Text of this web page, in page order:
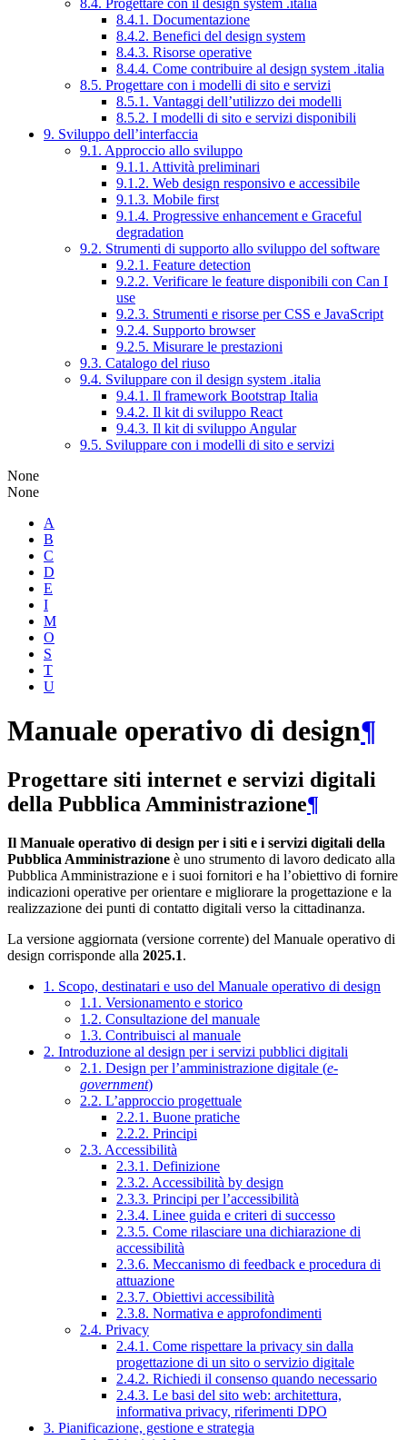
8.4. Progettare con il design system .italia
8.4.1. Documentazione
8.4.2. Benefici del design system
8.4.3. Risorse operative
8.4.4. Come contribuire al design system .italia
8.5. Progettare con i modelli di sito e servizi
8.5.1. Vantaggi dell’utilizzo dei modelli
8.5.2. I modelli di sito e servizi disponibili
9. Sviluppo dell’interfaccia
9.1. Approccio allo sviluppo
9.1.1. Attività preliminari
9.1.2. Web design responsivo e accessibile
9.1.3. Mobile first
9.1.4. Progressive enhancement e Graceful
degradation
9.2. Strumenti di supporto allo sviluppo del software
9.2.1. Feature detection
9.2.2. Verificare le feature disponibili con Can I
use
9.2.3. Strumenti e risorse per CSS e JavaScript
9.2.4. Supporto browser
9.2.5. Misurare le prestazioni
9.3. Catalogo del riuso
9.4. Sviluppare con il design system .italia
9.4.1. Il framework Bootstrap Italia
9.4.2. Il kit di sviluppo React
9.4.3. Il kit di sviluppo Angular
9.5. Sviluppare con i modelli di sito e servizi
None
None
A
B
C
D
E
I
M
O
S
T
U
Manuale operativo di design¶
Progettare siti internet e servizi digitali
della Pubblica Amministrazione¶
Il Manuale operativo di design per i siti e i servizi digitali della
Pubblica Amministrazione è uno strumento di lavoro dedicato alla
Pubblica Amministrazione e i suoi fornitori e ha l’obiettivo di fornire
indicazioni operative per orientare e migliorare la progettazione e la
realizzazione dei punti di contatto digitali verso la cittadinanza.
La versione aggiornata (versione corrente) del Manuale operativo di
design corrisponde alla 2025.1.
1. Scopo, destinatari e uso del Manuale operativo di design
1.1. Versionamento e storico
1.2. Consultazione del manuale
1.3. Contribuisci al manuale
2. Introduzione al design per i servizi pubblici digitali
2.1. Design per l’amministrazione digitale (e-
government)
2.2. L’approccio progettuale
2.2.1. Buone pratiche
2.2.2. Principi
2.3. Accessibilità
2.3.1. Definizione
2.3.2. Accessibilità by design
2.3.3. Principi per l’accessibilità
2.3.4. Linee guida e criteri di successo
2.3.5. Come rilasciare una dichiarazione di
accessibilità
2.3.6. Meccanismo di feedback e procedura di
attuazione
2.3.7. Obiettivi accessibilità
2.3.8. Normativa e approfondimenti
2.4. Privacy
2.4.1. Come rispettare la privacy sin dalla
progettazione di un sito o servizio digitale
2.4.2. Richiedi il consenso quando necessario
2.4.3. Le basi del sito web: architettura,
informativa privacy, riferimenti DPO
3. Pianificazione, gestione e strategia